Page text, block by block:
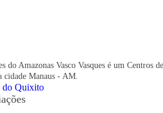
do Amazonas Vasco Vasques é um Centros de
cidade Manaus - AM.
do Quixito